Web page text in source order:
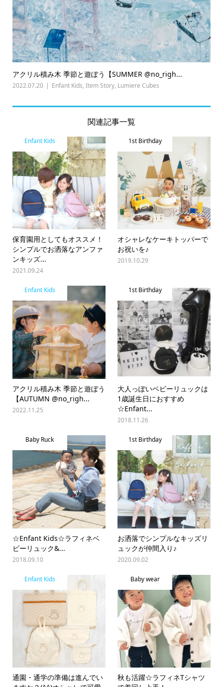
アクリル積み木 季節と遊ぼう【SUMMER @no_righ...
2022.07.20 Enfant Kids, Item Story, Lumiere Cubes
関連記事一覧
Enfant Kids
保育園用としてもオススメ！
シンプルでお洒落なアンファ
ンキッズ...
2021.09.24
1st Birthday
オシャレなケーキトッパーで
お祝いを♪
2019.10.29
Enfant Kids
アクリル積み木 季節と遊ぼう
【AUTUMN @no_righ...
2022.11.25
1st Birthday
大人っぽいベビーリュックは
1歳誕生日におすすめ
☆Enfant...
2018.11.26
Baby Ruck
☆Enfant Kids☆ラフィネベ
ビーリュック&...
2018.09.10
1st Birthday
お洒落でシンプルなキッズリ
ュックが仲間入り♪
2020.09.02
Enfant Kids
通園・通学の準備は進んでい
Baby wear
秋も活躍☆ラフィネTシャツ